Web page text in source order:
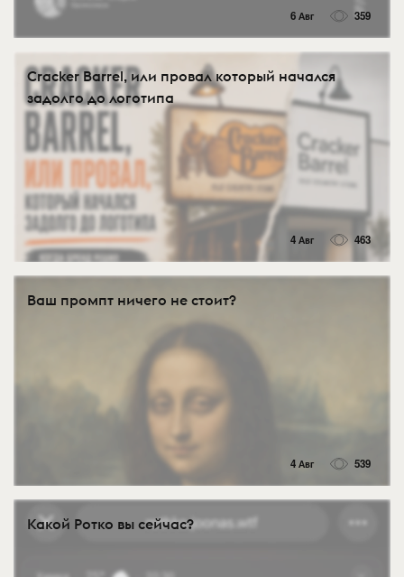
6 Авг 359
Cracker Barrel, или провал который начался
задолго до логотипа
4 Авг 463
Ваш промпт ничего не стоит?
4 Авг 539
Какой Ротко вы сейчас?